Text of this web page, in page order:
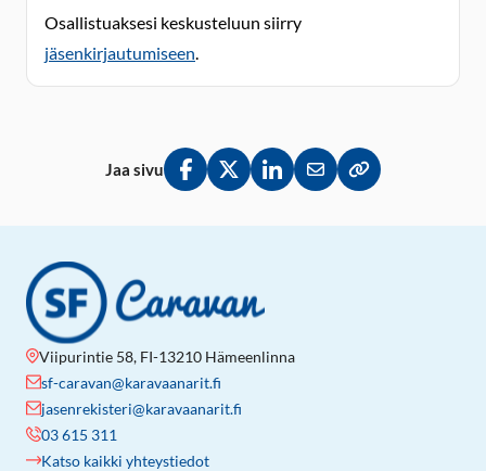
Osallistuaksesi keskusteluun siirry
jäsenkirjautumiseen.
Jaa sivu
Jaa Facebookissa
Jaa Twitterissä
Jaa LinkedInissä
Jaa sähköpostitse
Kopioi linkki
Viipurintie 58, FI-13210 Hämeenlinna
sf-caravan@karavaanarit.fi
jasenrekisteri@karavaanarit.fi
03 615 311
Katso kaikki yhteystiedot